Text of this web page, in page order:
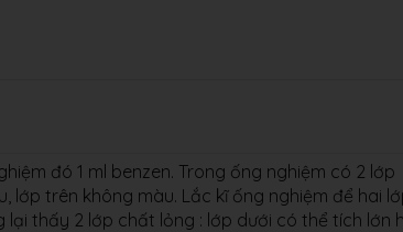
đó 1 ml benzen. Trong ống nghiệm có 2 lớp
lớp trên không màu. Lắc kĩ ống nghiệm để hai
thấy 2 lớp chất lỏng : lớp dưới có thể tích lớn